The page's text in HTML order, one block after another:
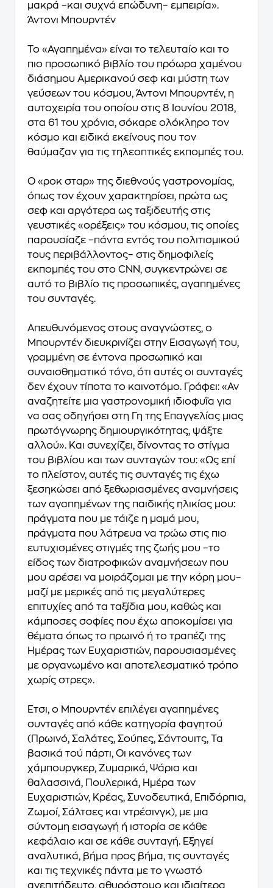
μακρά –και συχνά επώδυνη– εμπειρία».
Άντονι Μπουρντέν
Το «Αγαπημένα» είναι το τελευταίο και το
πιο προσωπικό βιβλίο του πρόωρα χαμένου
διάσημου Αμερικανού σεφ και μύστη των
γεύσεων του κόσμου, Άντονι Μπουρντέν, η
αυτοχειρία του οποίου στις 8 Ιουνίου 2018,
στα 61 του χρόνια, σόκαρε ολόκληρο τον
κόσμο και ειδικά εκείνους που τον
θαύμαζαν για τις τηλεοπτικές εκπομπές του.
Ο «ροκ σταρ» της διεθνούς γαστρονομίας,
όπως τον έχουν χαρακτηρίσει, πρώτα ως
σεφ και αργότερα ως ταξιδευτής στις
γευστικές «ορέξεις» του κόσμου, τις οποίες
παρουσίαζε –πάντα εντός του πολιτισμικού
τους περιβάλλοντος– στις δημοφιλείς
εκπομπές του στο CNN, συγκεντρώνει σε
αυτό το βιβλίο τις προσωπικές, αγαπημένες
του συνταγές.
Απευθυνόμενος στους αναγνώστες, ο
Μπουρντέν διευκρινίζει στην Εισαγωγή του,
γραμμένη σε έντονα προσωπικό και
συναισθηματικό τόνο, ότι αυτές οι συνταγές
δεν έχουν τίποτα το καινοτόμο. Γράφει: «Αν
αναζητείτε μια γαστρονομική ιδιοφυΐα για
να σας οδηγήσει στη Γη της Επαγγελίας μιας
πρωτόγνωρης δημιουργικότητας, ψάξτε
αλλού». Και συνεχίζει, δίνοντας το στίγμα
του βιβλίου και των συνταγών του: «Ως επί
το πλείστον, αυτές τις συνταγές τις έχω
ξεσηκώσει από ξεθωριασμένες αναμνήσεις
των αγαπημένων της παιδικής ηλικίας μου:
πράγματα που με τάιζε η μαμά μου,
πράγματα που λάτρευα να τρώω στις πιο
ευτυχισμένες στιγμές της ζωής μου –το
είδος των διατροφικών αναμνήσεων που
μου αρέσει να μοιράζομαι με την κόρη μου–
μαζί με μερικές από τις μεγαλύτερες
επιτυχίες από τα ταξίδια μου, καθώς και
κάμποσες σοφίες που έχω αποκομίσει για
θέματα όπως το πρωινό ή το τραπέζι της
Ημέρας των Ευχαριστιών, παρουσιασμένες
με οργανωμένο και αποτελεσματικό τρόπο
χωρίς στρες».
Έτσι, ο Μπουρντέν επιλέγει αγαπημένες
συνταγές από κάθε κατηγορία φαγητού
(Πρωινό, Σαλάτες, Σούπες, Σάντουιτς, Τα
βασικά τού πάρτι, Οι κανόνες των
χάμπουργκερ, Ζυμαρικά, Ψάρια και
θαλασσινά, Πουλερικά, Ημέρα των
Ευχαριστιών, Κρέας, Συνοδευτικά, Επιδόρπια,
Ζωμοί, Σάλτσες και ντρέσινγκ), με μια
σύντομη εισαγωγή ή ιστορία σε κάθε
κεφάλαιο και σε κάθε συνταγή. Εξηγεί
αναλυτικά, βήμα προς βήμα, τις συνταγές
και τις τεχνικές πάντα με το γνωστό
ανεπιτήδευτο, αθυρόστομο και ιδιαίτερα